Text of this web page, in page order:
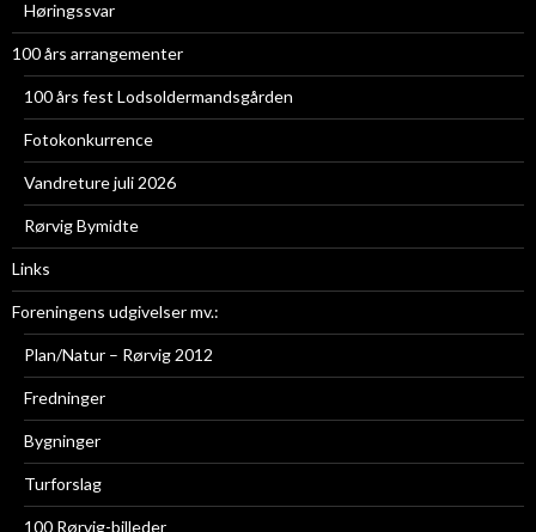
Høringssvar
100 års arrangementer
100 års fest Lodsoldermandsgården
Fotokonkurrence
Vandreture juli 2026
Rørvig Bymidte
Links
Foreningens udgivelser mv.:
Plan/Natur – Rørvig 2012
Fredninger
Bygninger
Turforslag
100 Rørvig-billeder